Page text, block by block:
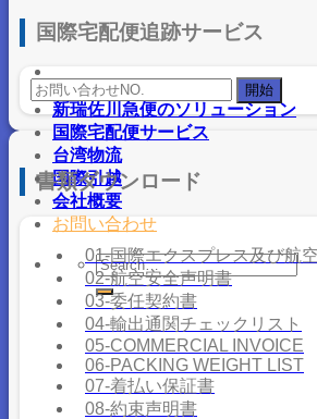
新瑞佐川急便のソリューション
国際宅配便サービス
台湾物流
国際引越
会社概要
お問い合わせ
国際宅配便追跡サービス
書類ダウンロード
01-国際エクスプレス及び航
02-航空安全声明書
03-委任契約書
04-輸出通関チェックリスト
05-COMMERCIAL INVOICE
06-PACKING WEIGHT LIST
07-着払い保証書
08-約束声明書